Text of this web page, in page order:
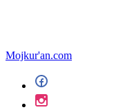
Mojkur'an.com